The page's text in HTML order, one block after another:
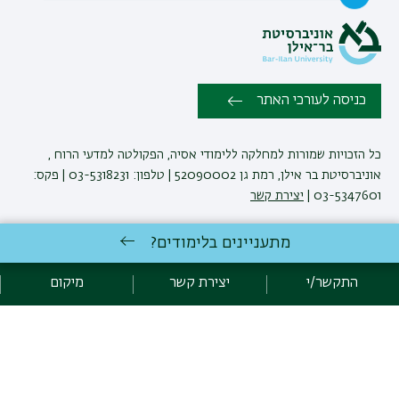
כניסה לעורכי האתר
כל הזכויות שמורות למחלקה ללימודי אסיה, הפקולטה למדעי הרוח ,
אוניברסיטת בר אילן, רמת גן 52090002 | טלפון: 03-5318231 | פקס:
03-5347601 |
יצירת קשר
אגף תקשוב, אוניברסיטת בר-אילן
הצהרת נגישות
מדיניות פרטיות
מתעניינים בלימודים?
התקשר/י יצירת קשר מיקום